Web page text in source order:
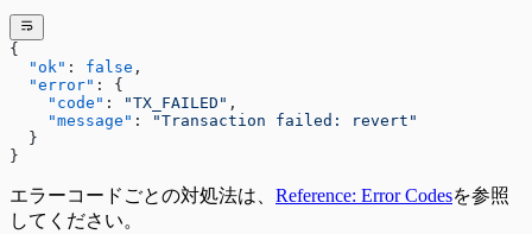
{
  "ok"
: false ,
  "error"
: {
    "code"
: "TX_FAILED" ,
    "message"
:
"Transaction failed: revert"
  }
}
エラーコードごとの対処法は、 Reference: Error Codesを参照
してください。